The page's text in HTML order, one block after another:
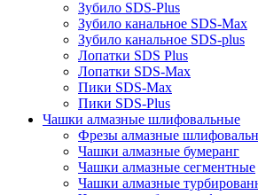
Зубило SDS-Plus
Зубило канальное SDS-Max
Зубило канальное SDS-plus
Лопатки SDS Plus
Лопатки SDS-Max
Пики SDS-Max
Пики SDS-Plus
Чашки алмазные шлифовальные
Фрезы алмазные
Чашки алмазные бумеранг
Чашки алмазные сегментные
Чашки алмазные